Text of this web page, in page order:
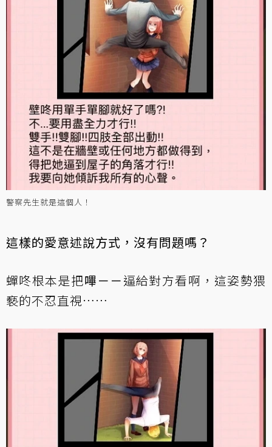
警察先生就是這個人！
這樣的愛意述說方式，沒有問題嗎？
蟬咚根本是把嗶－－逼給對方看啊，這姿勢猥
褻的不忍直視……